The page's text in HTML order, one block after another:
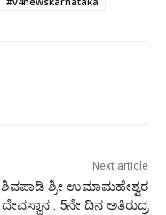
Next article
ಶಿವಪಾಡಿ ಶ್ರೀ ಉಮಾಮಹೇಶ್ವರ
ದೇವಸ್ಥಾನ : 5ನೇ ದಿನ ಅತಿರುದ್ರ